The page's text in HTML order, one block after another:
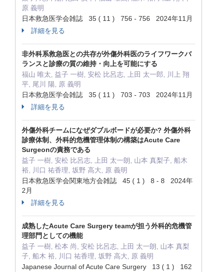
原 義明
日本救急医学会雑誌 35 ( 11 ) 756 - 756 2024年11月
詳細を見る
非外科系救急医との共存が外傷外科医のライフワークバ
ランスと診療の質の維持・向上を可能にする
福山 唯太, 益子 一樹, 安松 比呂志, 上田 太一郎, 川上 翔
平, 尾川 陽, 原 義明
日本救急医学会雑誌 35 ( 11 ) 703 - 703 2024年11月
詳細を見る
外傷外科チームになぜダブルボードが必要か? 外傷外科
診療体制、外科的危機管理体制の構築はAcute Care
Surgeonの責務である
益子 一樹, 安松 比呂志, 上田 太一朗, 山本 真梨子, 船木
裕, 川口 祐香理, 坂野 高大, 原 義明
日本救急医学会関東地方会雑誌 45 ( 1 ) 8 - 8 2024年
2月
詳細を見る
成熟したAcute Care Surgery teamが担う外科的危機管
理部門としての機能
益子 一樹, 松本 尚, 安松 比呂志, 上田 太一朗, 山本 真梨
子, 船木 裕, 川口 祐香理, 坂野 高大, 原 義明
Japanese Journal of Acute Care Surgery 13 ( 1 ) 162